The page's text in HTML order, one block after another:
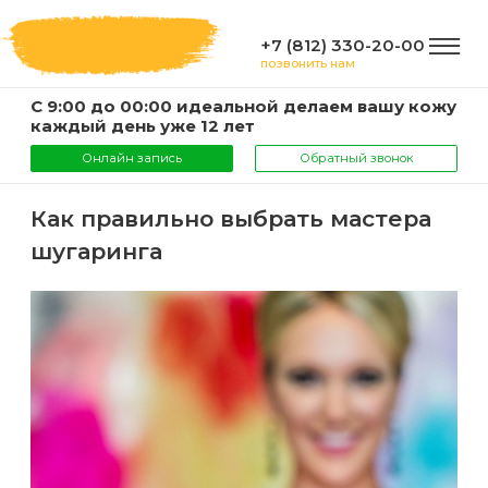
+7 (812) 330-20-00
позвонить нам
С 9:00 до 00:00 идеальной делаем вашу кожу
каждый день уже 12 лет
Онлайн запись Обратный звонок
ГЛАВНАЯ
Услуги
цены
Эпиляция
воском
О
компании
Мастера
ИНФОРМАЦИЯ
Фото
ВАЖНО
Как правильно выбрать мастера
шугаринга